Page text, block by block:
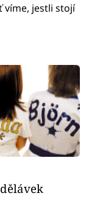
víme, jestli stojí